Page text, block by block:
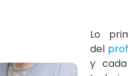
Lo
del
y